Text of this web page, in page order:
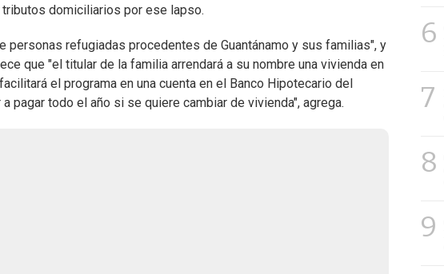
domiciliarios por ese lapso.
refugiadas procedentes de Guantánamo y sus familias", y
que "el titular de la familia arrendará a su nombre una vivienda en
el programa en una cuenta en el Banco Hipotecario del
pagar todo el año si se quiere cambiar de vivienda", agrega.
6
7
8
9